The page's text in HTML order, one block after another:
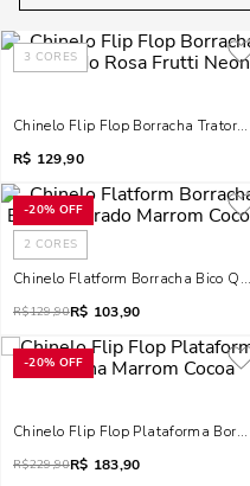
3 CORES
Chinelo Flip Flop Borracha
R$ 129,90
-20% OFF
2 CORES
Chinelo Flatform Borracha Bico
R$129,90R$ 103,90
-20% OFF
Chinelo Flip Flop Plataforma
R$229,90R$ 183,90